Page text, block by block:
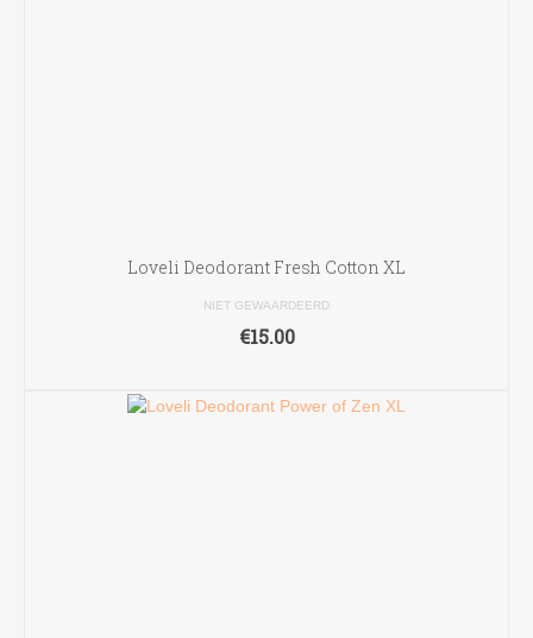
Loveli Deodorant Fresh Cotton XL
NIET GEWAARDEERD
€15.00